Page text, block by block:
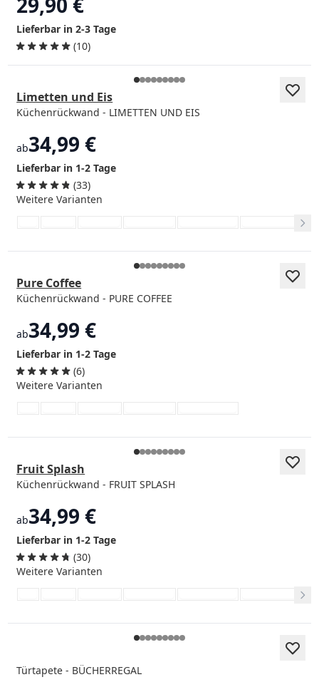
Lieferbar in 2-3 Tage
(10)
Limetten und Eis
Küchenrückwand - LIMETTEN UND EIS
ab34,99 €
Lieferbar in 1-2 Tage
(33)
Weitere Varianten
Pure Coffee
Küchenrückwand - PURE COFFEE
ab34,99 €
Lieferbar in 1-2 Tage
(6)
Weitere Varianten
Fruit Splash
Küchenrückwand - FRUIT SPLASH
ab34,99 €
Lieferbar in 1-2 Tage
(30)
Weitere Varianten
Türtapete - BÜCHERREGAL